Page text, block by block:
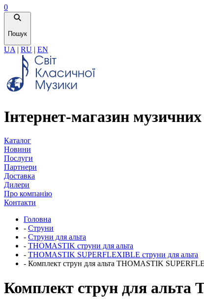
0
Пошук
UA | RU | EN
Інтернет-магазин музичних
Каталог
Новини
Послуги
Партнери
Доставка
Дилери
Про компанію
Контакти
Головна
- Струни
- Струни для альта
- THOMASTIK струни для альта
- THOMASTIK SUPERFLEXIBLE струни для альта
- Комплект струн для альта THOMASTIK
Комплект струн для альта